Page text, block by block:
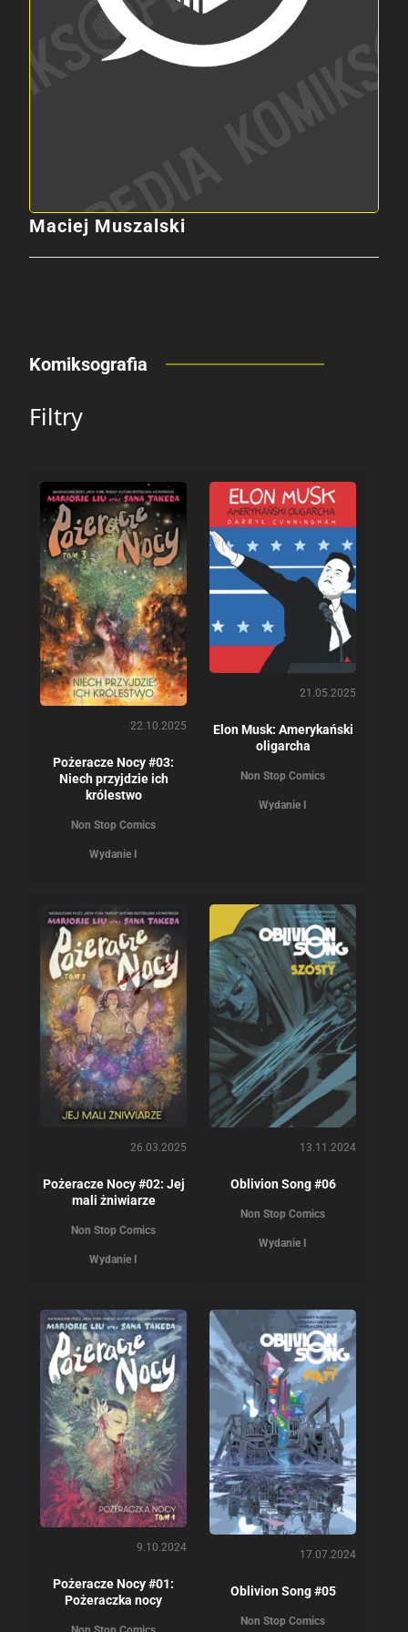
Maciej Muszalski
Komiksografia
Filtry
22.10.2025
Pożeracze Nocy #03:
Niech przyjdzie ich
królestwo
Non Stop Comics
Wydanie I
21.05.2025
Elon Musk: Amerykański
oligarcha
Non Stop Comics
Wydanie I
26.03.2025
Pożeracze Nocy #02: Jej
mali żniwiarze
Non Stop Comics
Wydanie I
13.11.2024
Oblivion Song #06
Non Stop Comics
Wydanie I
9.10.2024
Pożeracze Nocy #01:
Pożeraczka nocy
17.07.2024
Oblivion Song #05
Non Stop Comics